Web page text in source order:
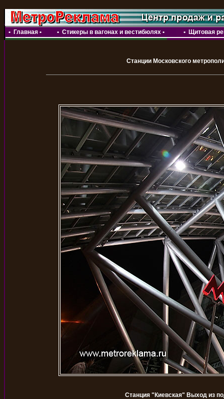
• Главная • • Стикеры в вагонах и вестибюлях • • Щитовая
Станции Московского
Станция "Киевская" Выход из